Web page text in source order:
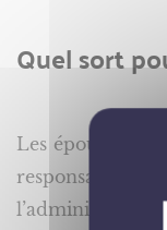
Quel sort
Les époux et